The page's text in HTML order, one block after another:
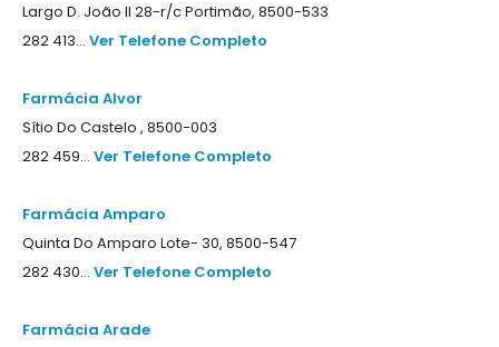
Largo D. João II 28-r/c Portimão, 8500-533
282 413... Ver Telefone Completo
Farmácia Alvor
Sítio Do Castelo , 8500-003
282 459... Ver Telefone Completo
Farmácia Amparo
Quinta Do Amparo Lote- 30, 8500-547
282 430... Ver Telefone Completo
Farmácia Arade